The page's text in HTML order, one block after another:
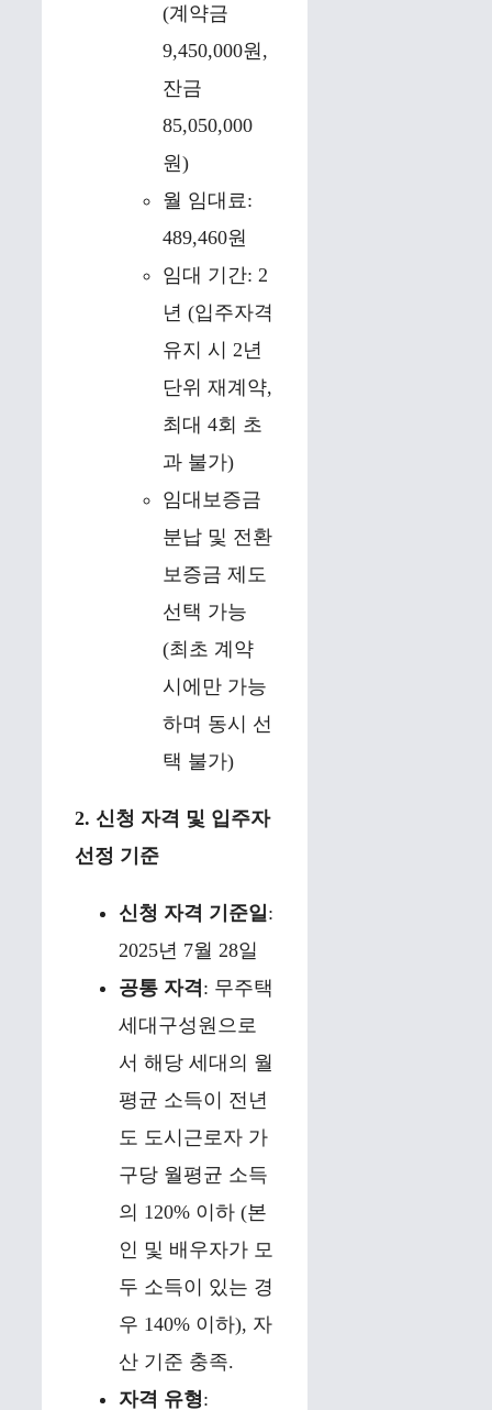
(계약금
9,450,000원,
잔금
85,050,000
원)
월 임대료:
489,460원
임대 기간: 2
년 (입주자격
유지 시 2년
단위 재계약,
최대 4회 초
과 불가)
임대보증금
분납 및 전환
보증금 제도
선택 가능
(최초 계약
시에만 가능
하며 동시 선
택 불가)
2. 신청 자격 및 입주자
선정 기준
신청 자격 기준일:
2025년 7월 28일
공통 자격 : 무주택
세대구성원으로
서 해당 세대의 월
평균 소득이 전년
도 도시근로자 가
구당 월평균 소득
의 120% 이하 (본
인 및 배우자가 모
두 소득이 있는 경
우 140% 이하), 자
산 기준 충족.
자격 유형: